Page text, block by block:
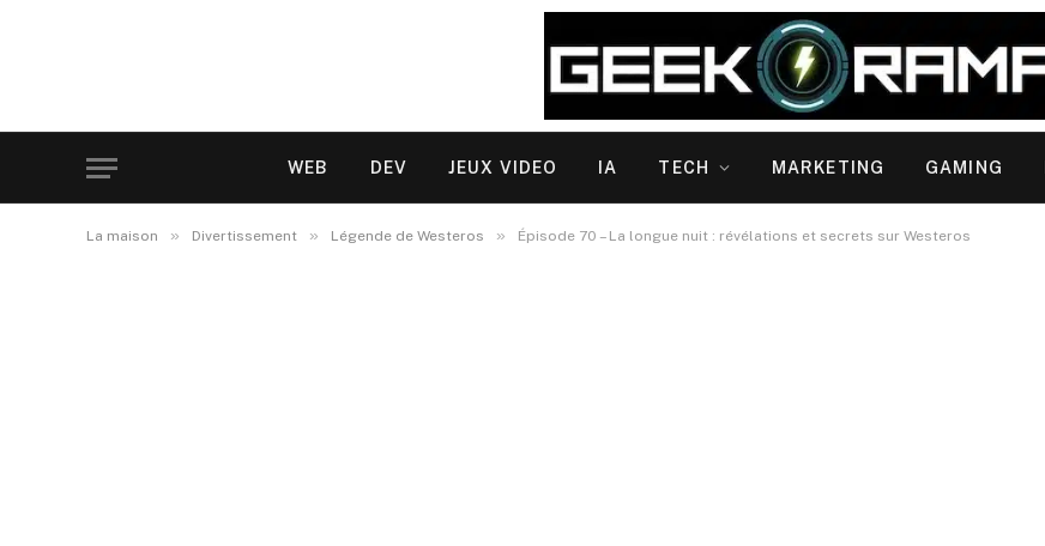
WEB DEV JEUX VIDEO IA TECH MARKETING GAMING
La maison » Divertissement » Légende de Westeros » Épisode 70 – La longue nuit : révélations et secrets sur Westeros